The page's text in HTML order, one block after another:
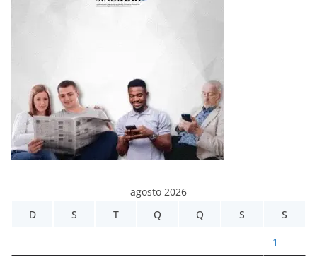
agosto 2026
D
S T Q Q S S
1